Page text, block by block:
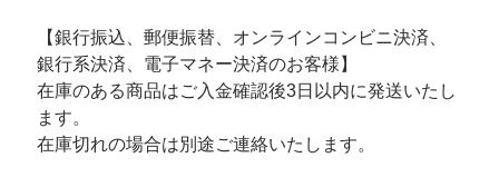
【銀行振込、郵便振替、オンラインコンビニ決済、
銀行系決済、電子マネー決済のお客様】
在庫のある商品はご入金確認後3日以内に発送いたし
ます。
在庫切れの場合は別途ご連絡いたします。